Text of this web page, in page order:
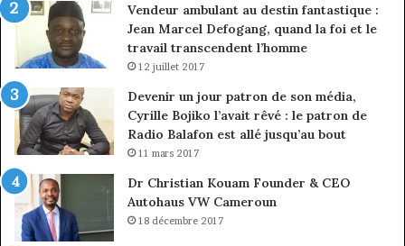
Vendeur ambulant au destin fantastique :
Jean Marcel Defogang, quand la foi et le
travail transcendent l’homme
12 juillet 2017
Devenir un jour patron de son média,
Cyrille Bojiko l’avait rêvé : le patron de
Radio Balafon est allé jusqu’au bout
11 mars 2017
Dr Christian Kouam Founder & CEO
Autohaus VW Cameroun
18 décembre 2017